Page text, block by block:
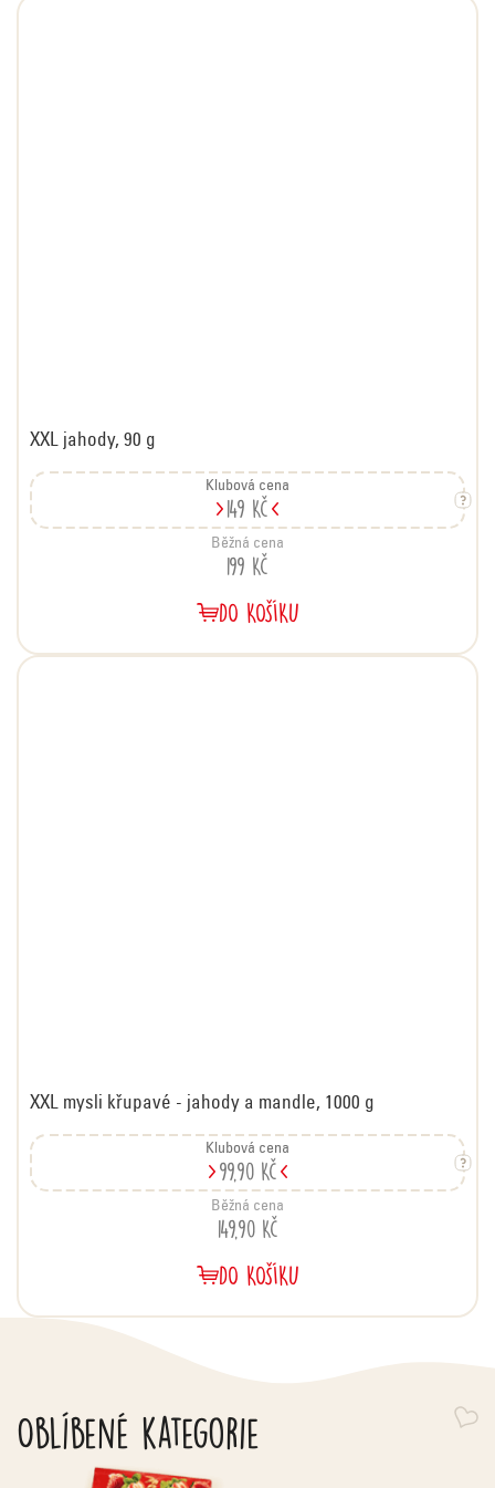
XXL jahody, 90 g
Klubová cena
149 Kč
Běžná cena
199 Kč
DO KOŠÍKU
XXL mysli křupavé - jahody a mandle, 1000 g
Klubová cena
99,90 Kč
Běžná cena
149,90 Kč
DO KOŠÍKU
Oblíbené kategorie